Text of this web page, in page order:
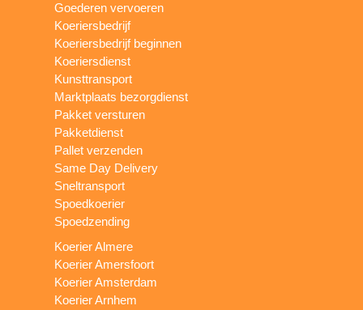
Goederen vervoeren
Koeriersbedrijf
Koeriersbedrijf beginnen
Koeriersdienst
Kunsttransport
Marktplaats bezorgdienst
Pakket versturen
Pakketdienst
Pallet verzenden
Same Day Delivery
Sneltransport
Spoedkoerier
Spoedzending
Koerier Almere
Koerier Amersfoort
Koerier Amsterdam
Koerier Arnhem